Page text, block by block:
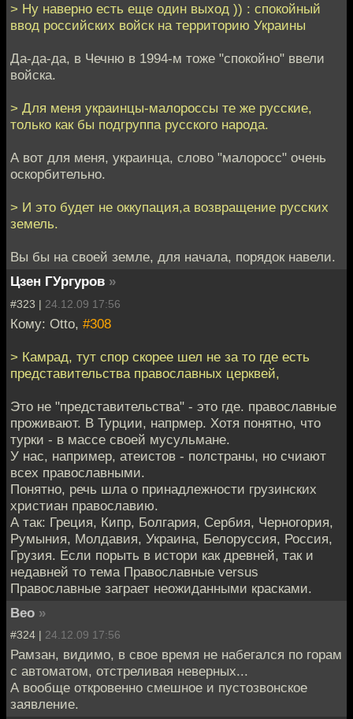
> Ну наверно есть еще один выход )) : спокойный
ввод российских войск на территорию Украины
Да-да-да, в Чечню в 1994-м тоже "спокойно" ввели
войска.
> Для меня украинцы-малороссы те же русские,
только как бы подгруппа русского народа.
А вот для меня, украинца, слово "малоросс" очень
оскорбительно.
> И это будет не оккупация,а возвращение русских
земель.
Вы бы на своей земле, для начала, порядок навели.
Цзен ГУргуров »
#323 | 24.12.09 17:56
Кому: Otto, #308
> Камрад, тут спор скорее шел не за то где есть
представительства православных церквей,
Это не "представительства" - это где. православные
проживают. В Турции, напрмер. Хотя понятно, что
турки - в массе своей мусульмане.
У нас, например, атеистов - полстраны, но счиают
всех православными.
Понятно, речь шла о принадлежности грузинских
христиан православию.
А так: Греция, Кипр, Болгария, Сербия, Черногория,
Румыния, Молдавия, Украина, Белоруссия, Россия,
Грузия. Если порыть в истори как древней, так и
недавней то тема Православные versus
Православные заграет неожиданными красками.
Beo »
#324 | 24.12.09 17:56
Рамзан, видимо, в свое время не набегался по горам
с автоматом, отстреливая неверных...
А вообще откровенно смешное и пустозвонское
заявление.